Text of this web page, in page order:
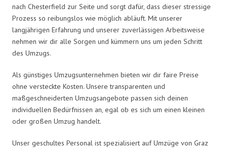
nach Chesterfield zur Seite und sorgt dafür, dass dieser stressige
Prozess so reibungslos wie möglich abläuft. Mit unserer
langjährigen Erfahrung und unserer zuverlässigen Arbeitsweise
nehmen wir dir alle Sorgen und kümmern uns um jeden Schritt
des Umzugs.
Als günstiges Umzugsunternehmen bieten wir dir faire Preise
ohne versteckte Kosten. Unsere transparenten und
maßgeschneiderten Umzugsangebote passen sich deinen
individuellen Bedürfnissen an, egal ob es sich um einen kleinen
oder großen Umzug handelt.
Unser geschultes Personal ist spezialisiert auf Umzüge von Graz